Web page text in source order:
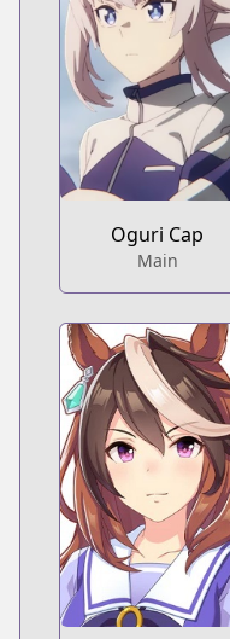
Oguri Cap
Main